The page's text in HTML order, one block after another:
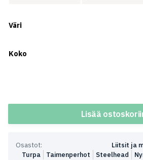
Väri
Koko
Lisää
Osastot:
Liitsit ja
Steelhead
Taimenperhot
Turpa